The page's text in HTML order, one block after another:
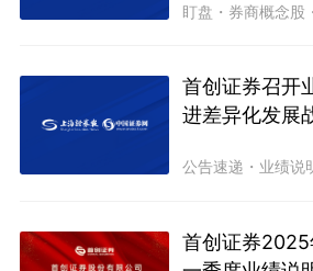
盯盘 ・ 券商概念股 ・
首创证券召开
进差异化发展
公告速递 ・ 业绩说
首创证券